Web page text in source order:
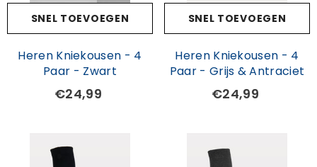
SNEL TOEVOEGEN
Heren Kniekousen - 4
Paar - Zwart
€24,99
SNEL TOEVOEGEN
Heren Kniekousen - 4
Paar - Grijs & Antraciet
€24,99